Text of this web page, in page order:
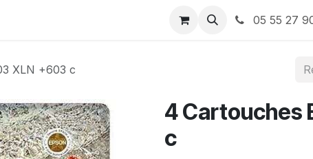
Nos Bons plans 05 55 27
XLN +603 c
4 Cartouches
c